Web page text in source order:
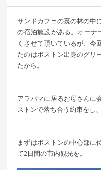
サンドカフェの裏の林の中
の宿泊施設がある。オーナ
くさせて頂いているが、今
たのはボストン出身のグリ
たから。
アラバマに居るお母さんに
ストンで落ち合う約束をし
まずはボストンの中心部に
て2日間の市内観光を。